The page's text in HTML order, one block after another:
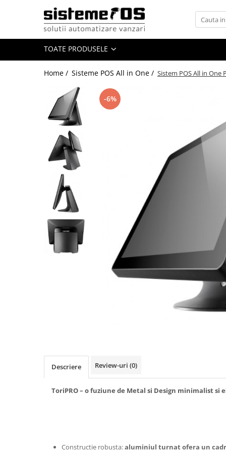
Toate Produsele
Case marcat fiscale
Cantare comerciale
Cantare cu etichetare
Cantare incorporabile
Cantare industriale
Cantare Numaratoare
Cantare platforma
Cantare precizie
Cantare verificare
Procesare numerar
Masini numarat banii
Verificatoare bancnote
Scannere documente profesionale
TOATE PRODUSELE
Home / Sisteme POS All in One / Sistem POS All in One
-6%
Descriere Review-uri (0)
ToriPRO – o fuziune de Metal si Design minimalist si
Constructie robusta:aluminiul turnat ofera un